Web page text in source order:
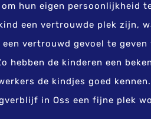
om hun eigen persoonlijkheid
een vertrouwde plek zijn,
vertrouwd gevoel te
hebben de kinderen een
de kindjes goed
in Oss een fijne plek